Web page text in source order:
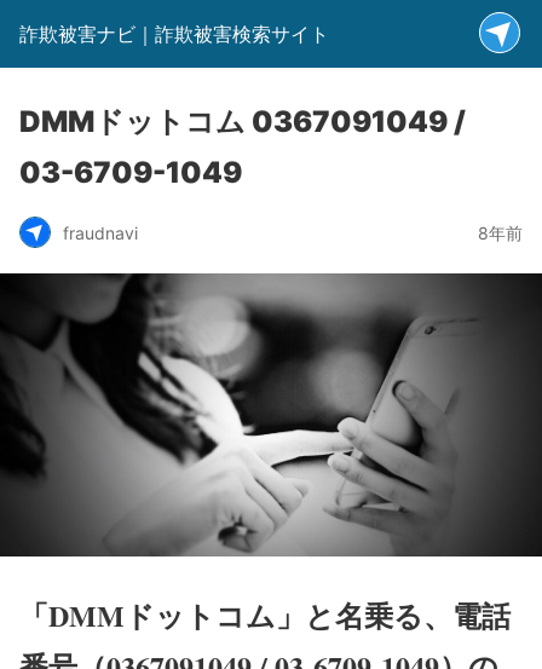
詐欺被害ナビ｜詐欺被害検索サイト
DMMドットコム 0367091049 /
03-6709-1049
fraudnavi 8年前
「DMMドットコム」と名乗る、電話